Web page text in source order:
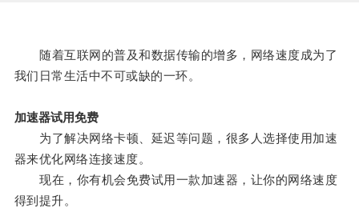
随着互联网的普及和数据传输的增多，网络速度成为了
我们日常生活中不可或缺的一环。
加速器试用免费
为了解决网络卡顿、延迟等问题，很多人选择使用加速
器来优化网络连接速度。
现在，你有机会免费试用一款加速器，让你的网络速度
得到提升。